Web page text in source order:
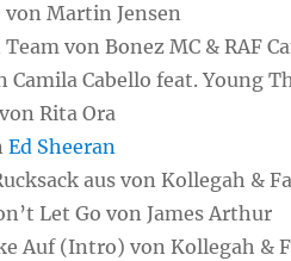
von Martin Jensen
von Bonez MC & RAF
Camila Cabello feat. Young
Rita Ora
Ed Sheeran
aus von Kollegah &
Let Go von James Arthur
Auf (Intro) von Kollegah &